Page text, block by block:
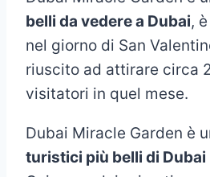
belli da vedere a Dubai,
nel giorno di San
riuscito ad attirare circa
visitatori in quel mese.
Dubai Miracle Garden è
turistici più belli di Dubai